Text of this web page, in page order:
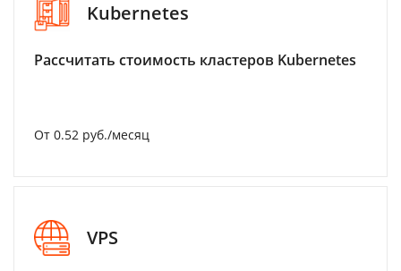
Kubernetes
Рассчитать стоимость кластеров Kubernetes
От 0.52 руб./месяц
VPS